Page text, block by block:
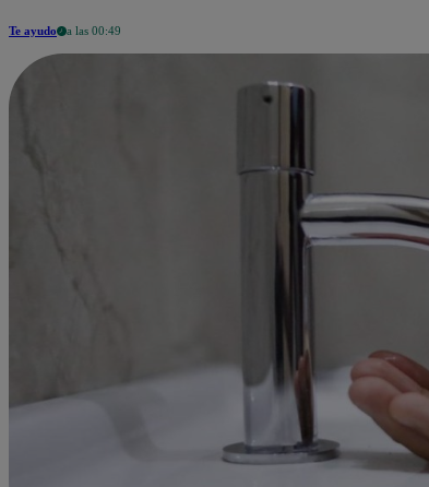
Te ayudo a las 00:49